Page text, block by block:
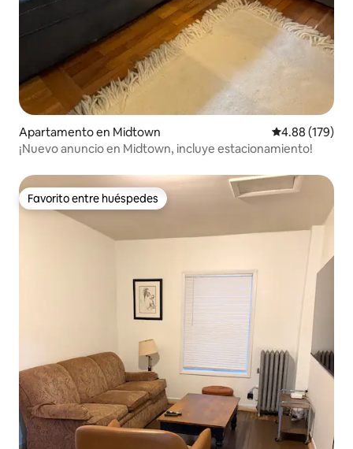
Apartamento en Midtown Calificación
4.88 (179)
¡Nuevo anuncio en Midtown, incluye estacionamiento!
Favorito entre huéspedes
Favorito entre huéspedes